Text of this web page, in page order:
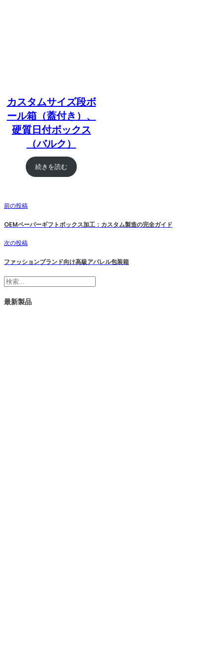
カスタムサイズ段ボ
ール箱（蓋付き）、
硬質日付ボックス
（バルク）
続きを読む
前の投稿
OEMペーパーギフトボックス加工：カスタム製造の完全ガイド
次の投稿
ファッションブランド向け高級アパレル包装箱
検
索
最新製品